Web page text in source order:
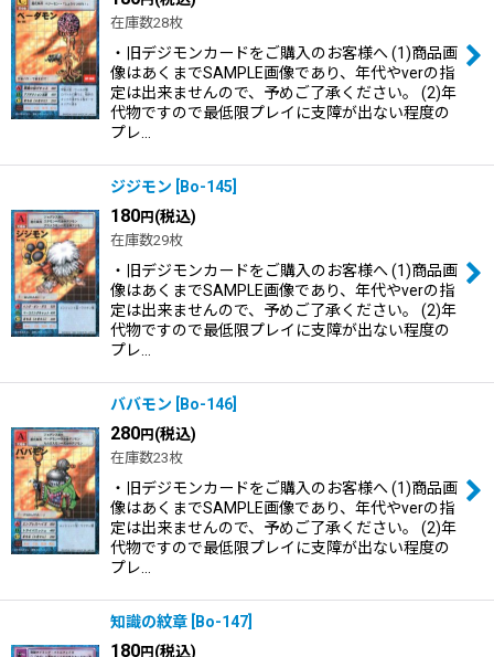
在庫数28枚
・旧デジモンカードをご購入のお客様へ (1)商品画
像はあくまでSAMPLE画像であり、年代やverの指
定は出来ませんので、予めご了承ください。 (2)年
代物ですので最低限プレイに支障が出ない程度の
プレ…
ジジモン Bo-145
180円(税込)
在庫数29枚
・旧デジモンカードをご購入のお客様へ (1)商品画
像はあくまでSAMPLE画像であり、年代やverの指
定は出来ませんので、予めご了承ください。 (2)年
代物ですので最低限プレイに支障が出ない程度の
プレ…
ババモン Bo-146
280円(税込)
在庫数23枚
・旧デジモンカードをご購入のお客様へ (1)商品画
像はあくまでSAMPLE画像であり、年代やverの指
定は出来ませんので、予めご了承ください。 (2)年
代物ですので最低限プレイに支障が出ない程度の
プレ…
知識の紋章 Bo-147
180円(税込)